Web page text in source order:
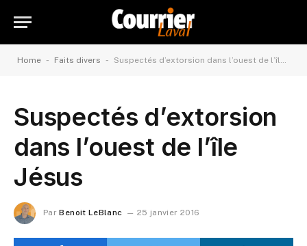
Home - Faits divers - Suspectés d’extorsion dans l’ouest de l’île Jésus
Suspectés d’extorsion
dans l’ouest de l’île
Jésus
Par Benoit LeBlanc 25 janvier 2016